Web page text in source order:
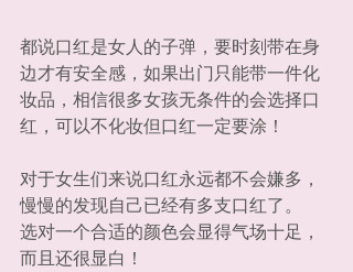
都说口红是女人的子弹，要时刻带在身
边才有安全感，如果出门只能带一件化
妆品，相信很多女孩无条件的会选择口
红，可以不化妆但口红一定要涂！
对于女生们来说口红永远都不会嫌多，
慢慢的发现自己已经有多支口红了。
选对一个合适的颜色会显得气场十足，
而且还很显白！